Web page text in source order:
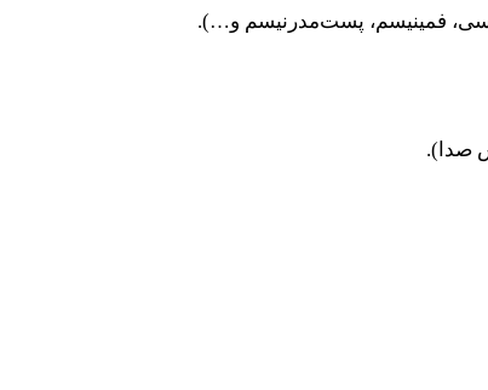
فمینیسم، پست‌مدرنیسم و…).
صدا).